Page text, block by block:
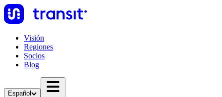
Visión
Regiones
Socios
Blog
Español